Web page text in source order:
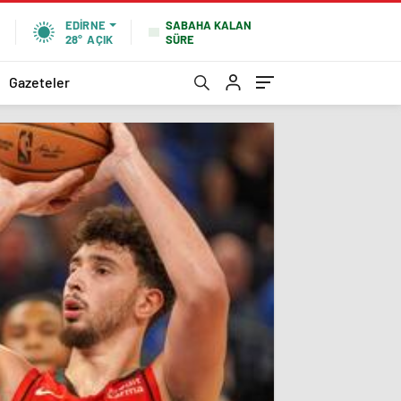
EDIRNE
28° AÇIK
SABAHA KALAN
SÜRE
Gazeteler